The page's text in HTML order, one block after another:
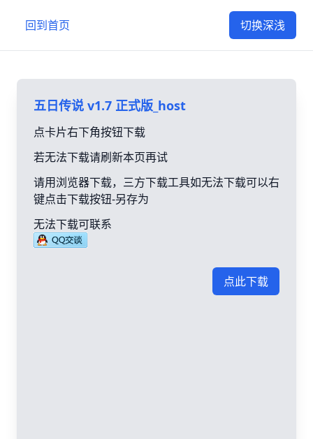
回到首页 切换深浅
五日传说 v1.7 正式版_host
点卡片右下角按钮下载
若无法下载请刷新本页再试
请用浏览器下载，三方下载工具如无法下载可以右
键点击下载按钮-另存为
无法下载可联系
点此下载